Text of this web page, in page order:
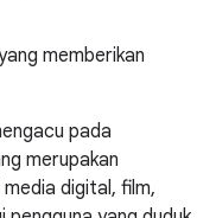
memberikan
pada
merupakan
digital, film,